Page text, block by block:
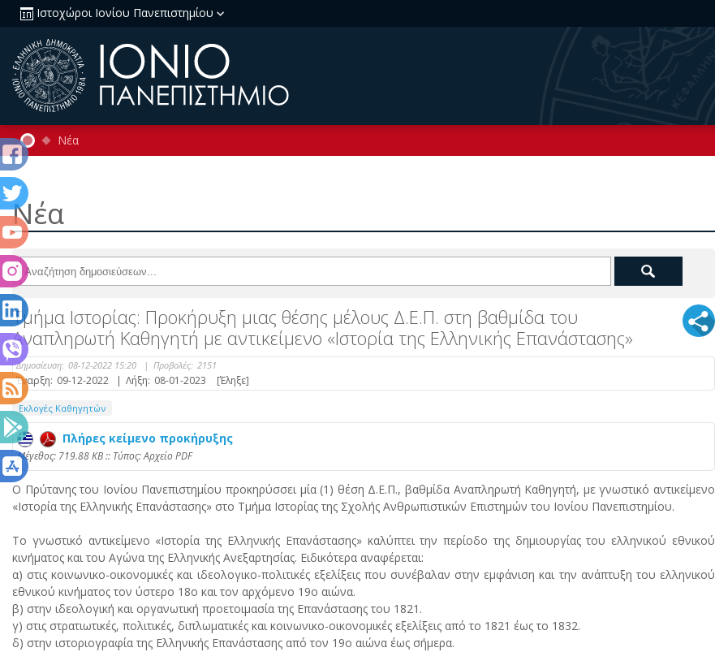
Ιστοχώροι Ιονίου Πανεπιστημίου
Νέα
Νέα
Τμήμα Ιστορίας: Προκήρυξη μιας θέσης μέλους Δ.Ε.Π. στη βαθμίδα του
Αναπληρωτή Καθηγητή με αντικείμενο «Ιστορία της Ελληνικής Επανάστασης»
Δημοσίευση: 08-12-2022 15:20 | Προβολές: 2151
Έναρξη: 09-12-2022 | Λήξη: 08-01-2023 [Έληξε]
Εκλογές Καθηγητών
Πλήρες κείμενο προκήρυξης
Mέγεθος: 719.88 KB :: Τύπος: Αρχείο PDF
Ο Πρύτανης του Ιονίου Πανεπιστημίου προκηρύσσει μία (1) θέση Δ.Ε.Π., βαθμίδα Αναπληρωτή Καθηγητή, με γνωστικό αντικείμενο
«Ιστορία της Ελληνικής Επανάστασης» στο Τμήμα Ιστορίας της Σχολής Ανθρωπιστικών Επιστημών του Ιονίου Πανεπιστημίου.
Το γνωστικό αντικείμενο «Ιστορία της Ελληνικής Επανάστασης» καλύπτει την περίοδο της δημιουργίας του ελληνικού εθνικού
κινήματος και του Αγώνα της Ελληνικής Ανεξαρτησίας. Ειδικότερα αναφέρεται:
α) στις κοινωνικο-οικονομικές και ιδεολογικο-πολιτικές εξελίξεις που συνέβαλαν στην εμφάνιση και την ανάπτυξη του ελληνικού
εθνικού κινήματος τον ύστερο 18ο και τον αρχόμενο 19ο αιώνα.
β) στην ιδεολογική και οργανωτική προετοιμασία της Επανάστασης του 1821.
γ) στις στρατιωτικές, πολιτικές, διπλωματικές και κοινωνικο-οικονομικές εξελίξεις από το 1821 έως το 1832.
δ) στην ιστοριογραφία της Ελληνικής Επανάστασης από τον 19ο αιώνα έως σήμερα.